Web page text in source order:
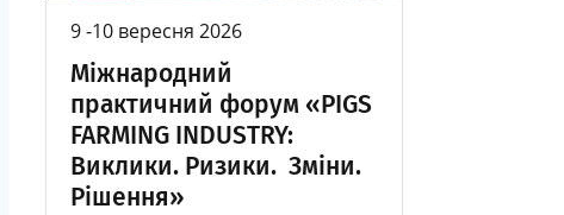
9 -10 вересня 2026
Міжнародний
практичний форум «PIGS
FARMING INDUSTRY:
Виклики. Ризики. Зміни.
Рішення»